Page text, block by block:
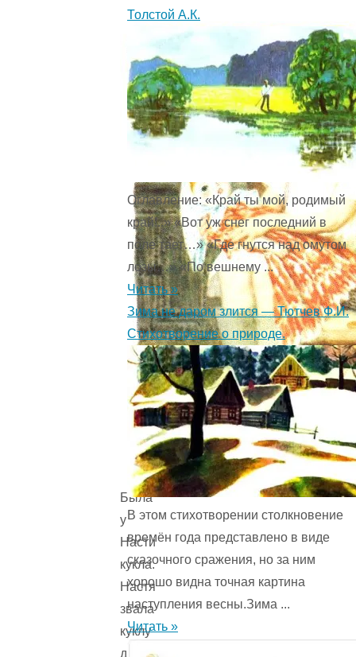
Была
у
Насти
кукла.
Настя
звала
куклу
дочка.
Толстой А.К.
Оглавление: «Край ты мой, родимый
край!..» «Вот уж снег последний в
поле тает…» «Где гнутся над омутом
лозы…» «По вешнему ...
Читать »
Зима не даром злится — Тютчев Ф.И.
Стихотворение о природе.
В этом стихотворении столкновение
времён года представ­лено в виде
сказочного сражения, но за ним
хорошо видна точная картина
наступления весны.Зима ...
Читать »